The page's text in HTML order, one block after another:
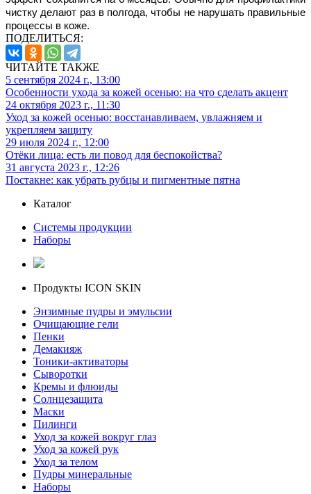
чистку делают раз в полгода, чтобы не нарушать правильные
процессы в коже.
ПОДЕЛИТЬСЯ:
ЧИТАЙТЕ ТАКЖЕ
5 сентября 2024 г., 13:00
Особенности ухода за кожей осенью: на что сделать акцент
24 октября 2023 г., 11:30
Уход за кожей осенью: восстанавливаем, увлажняем и
укрепляем защиту
29 июля 2024 г., 12:00
Отёки лица: есть ли повод для беспокойства?
31 августа 2023 г., 12:26
Постакне: как убрать рубцы и пигментные пятна
Каталог
Системы продукции
Наборы
Продукты ICON SKIN
Энзимные пудры и эмульсии
Очищающие гели
Пенки
Демакияж
Тоники-активаторы
Сыворотки
Кремы и флюиды
Солнцезащита
Маски
Пилинги
Уход за кожей вокруг глаз
Уход за кожей рук
Уход за телом
Пудры минеральные
Наборы